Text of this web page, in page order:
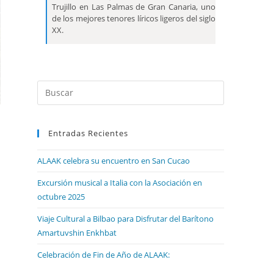
Trujillo en Las Palmas de Gran Canaria, uno
de los mejores tenores líricos ligeros del siglo
XX.
Entradas Recientes
ALAAK celebra su encuentro en San Cucao
Excursión musical a Italia con la Asociación en
octubre 2025
Viaje Cultural a Bilbao para Disfrutar del Barítono
Amartuvshin Enkhbat
Celebración de Fin de Año de ALAAK: